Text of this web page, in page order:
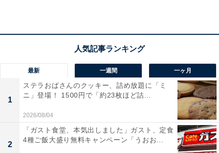
創業記念パック💫
＼
【創業記念パック】は通常よりも290円おトクな
家では真似できないこだわりのおいしさが詰まった
オリジナルチキン🍗
この機会にたくさん味わってください☺️
最新 一週間 一ヶ月
1
ステラおばさんのクッキー、詰め放題に「ミ
ニ」登場！ 1500円で「約23枚ほど詰...
2026/08/04
2
「ガスト食堂、本気出しました」ガスト、定食
4種ご飯大盛り無料キャンペーン「うおお...